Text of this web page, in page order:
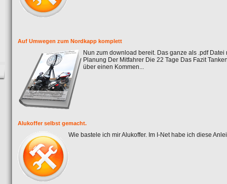
Auf Umwegen zum Nordkapp komplett
Nun zum download bereit. Das ganze als .pdf
Planung Der Mitfahrer Die 22 Tage Das Fazit
über einen Kommen...
Alukoffer selbst gemacht.
Wie bastele ich mir Alukoffer. Im I-Net habe ich diese